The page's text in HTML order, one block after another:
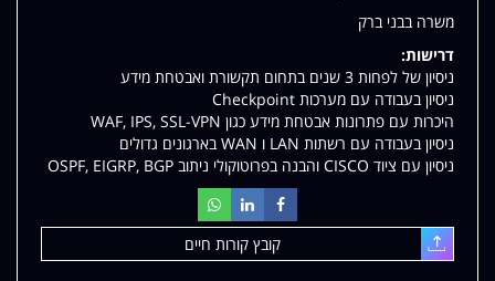
משרה בבני ברק
דרישות:
ניסיון של לפחות 3 שנים בתחום תקשורת ואבטחת מידע
ניסיון בעבודה עם מערכות Checkpoint
היכרות עם פתרונות אבטחת מידע כגון WAF, IPS, SSL-VPN
ניסיון בעבודה עם רשתות LAN ו WAN בארגונים גדולים
ניסיון עם ציוד CISCO והבנה בפרוטוקולי ניתוב OSPF, EIGRP, BGP
עלאת
קובץ קורות חיים